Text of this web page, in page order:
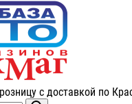
с доставкой по